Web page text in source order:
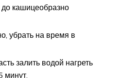
кашицеобразно
убрать на время в
залить водой нагреть
минут.